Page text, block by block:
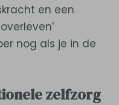
en een
nog als je in de
zelfzorg